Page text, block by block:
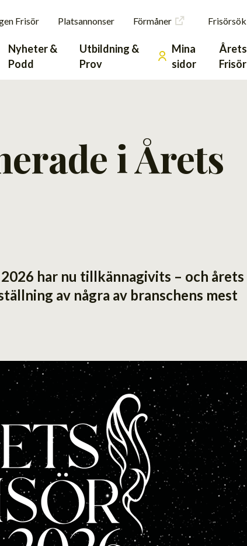
Frisör Platsannonser Förmåner Frisörsök
Nyheter &
Podd
Utbildning &
Prov
Mina
sidor
Årets
Frisör
i Årets
har nu tillkännagivits – och årets
av några av branschens mest